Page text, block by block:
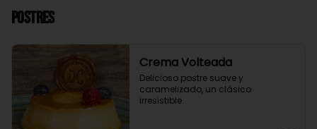
Postres
Crema Volteada
Delicioso postre suave y
caramelizado, un clásico
irresistible.